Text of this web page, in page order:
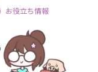
お役立ち情報